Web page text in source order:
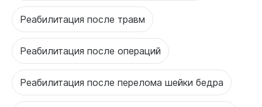
Реабилитация после травм
Реабилитация после операций
Реабилитация после перелома шейки бедра